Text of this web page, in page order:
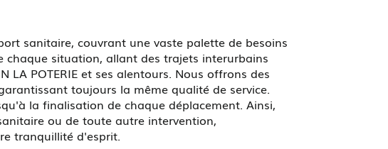
sanitaire, couvrant une vaste palette de besoins
chaque situation, allant des trajets interurbains
LA POTERIE et ses alentours. Nous offrons des
toujours la même qualité de service.
la finalisation de chaque déplacement. Ainsi,
ou de toute autre intervention,
tranquillité d'esprit.